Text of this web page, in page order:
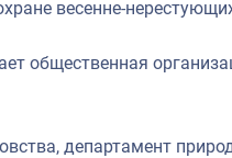
весенне-
общественная
департамент